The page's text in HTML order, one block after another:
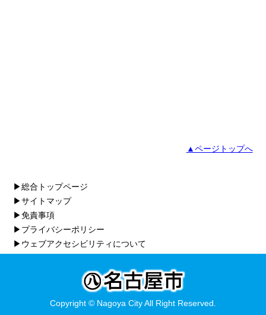
▲ページトップへ
▶総合トップページ
▶サイトマップ
▶免責事項
▶プライバシーポリシー
▶ウェブアクセシビリティについて
Copyright © Nagoya City All Right Reserved.